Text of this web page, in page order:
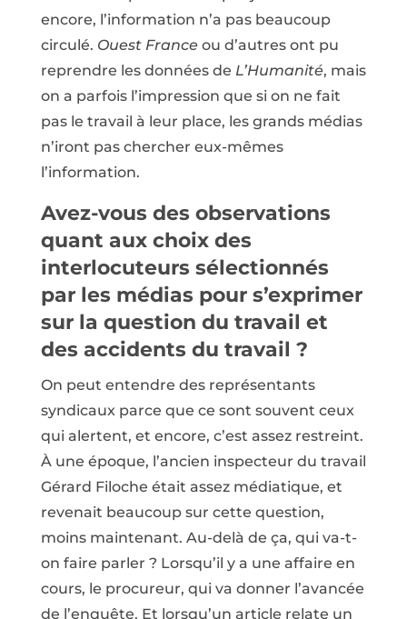
encore, l’information n’a pas beaucoup
circulé. Ouest Franceou d’autres ont pu
reprendre les données de L’Humanité, mais
on a parfois l’impression que si on ne fait
pas le travail à leur place, les grands médias
n’iront pas chercher eux-mêmes
l’information.
Avez-vous des observations
quant aux choix des
interlocuteurs sélectionnés
par les médias pour s’exprimer
sur la question du travail et
des accidents du travail ?
On peut entendre des représentants
syndicaux parce que ce sont souvent ceux
qui alertent, et encore, c’est assez restreint.
À une époque, l’ancien inspecteur du travail
Gérard Filoche était assez médiatique, et
revenait beaucoup sur cette question,
moins maintenant. Au-delà de ça, qui va-t-
on faire parler ? Lorsqu’il y a une affaire en
cours, le procureur, qui va donner l’avancée
de l’enquête. Et lorsqu’un article relate un